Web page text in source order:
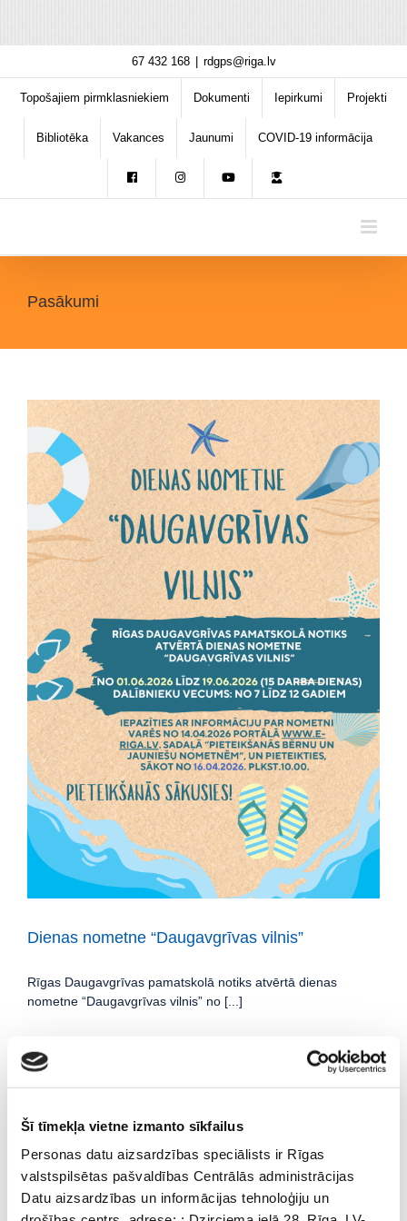
Šī tīmekļa vietne izmanto sīkfailus
Personas datu aizsardzības speciālists ir Rīgas
valstspilsētas pašvaldības Centrālās administrācijas
Datu aizsardzības un informācijas tehnoloģiju un
content
67 432 168 rdgps@riga.lv
Topošajiem pirmklasniekiem Dokumenti Iepirkumi Projekti
Bibliotēka Vakances Jaunumi COVID-19 informācija
Pasākumi
Dienas nometne “Daugavgrīvas vilnis”
Dienas nometne “Daugavgrīvas vilnis”
Rīgas Daugavgrīvas pamatskolā notiks atvērtā dienas
nometne “Daugavgrīvas vilnis” no [...]
Saldākā diena gadā! Medus diena